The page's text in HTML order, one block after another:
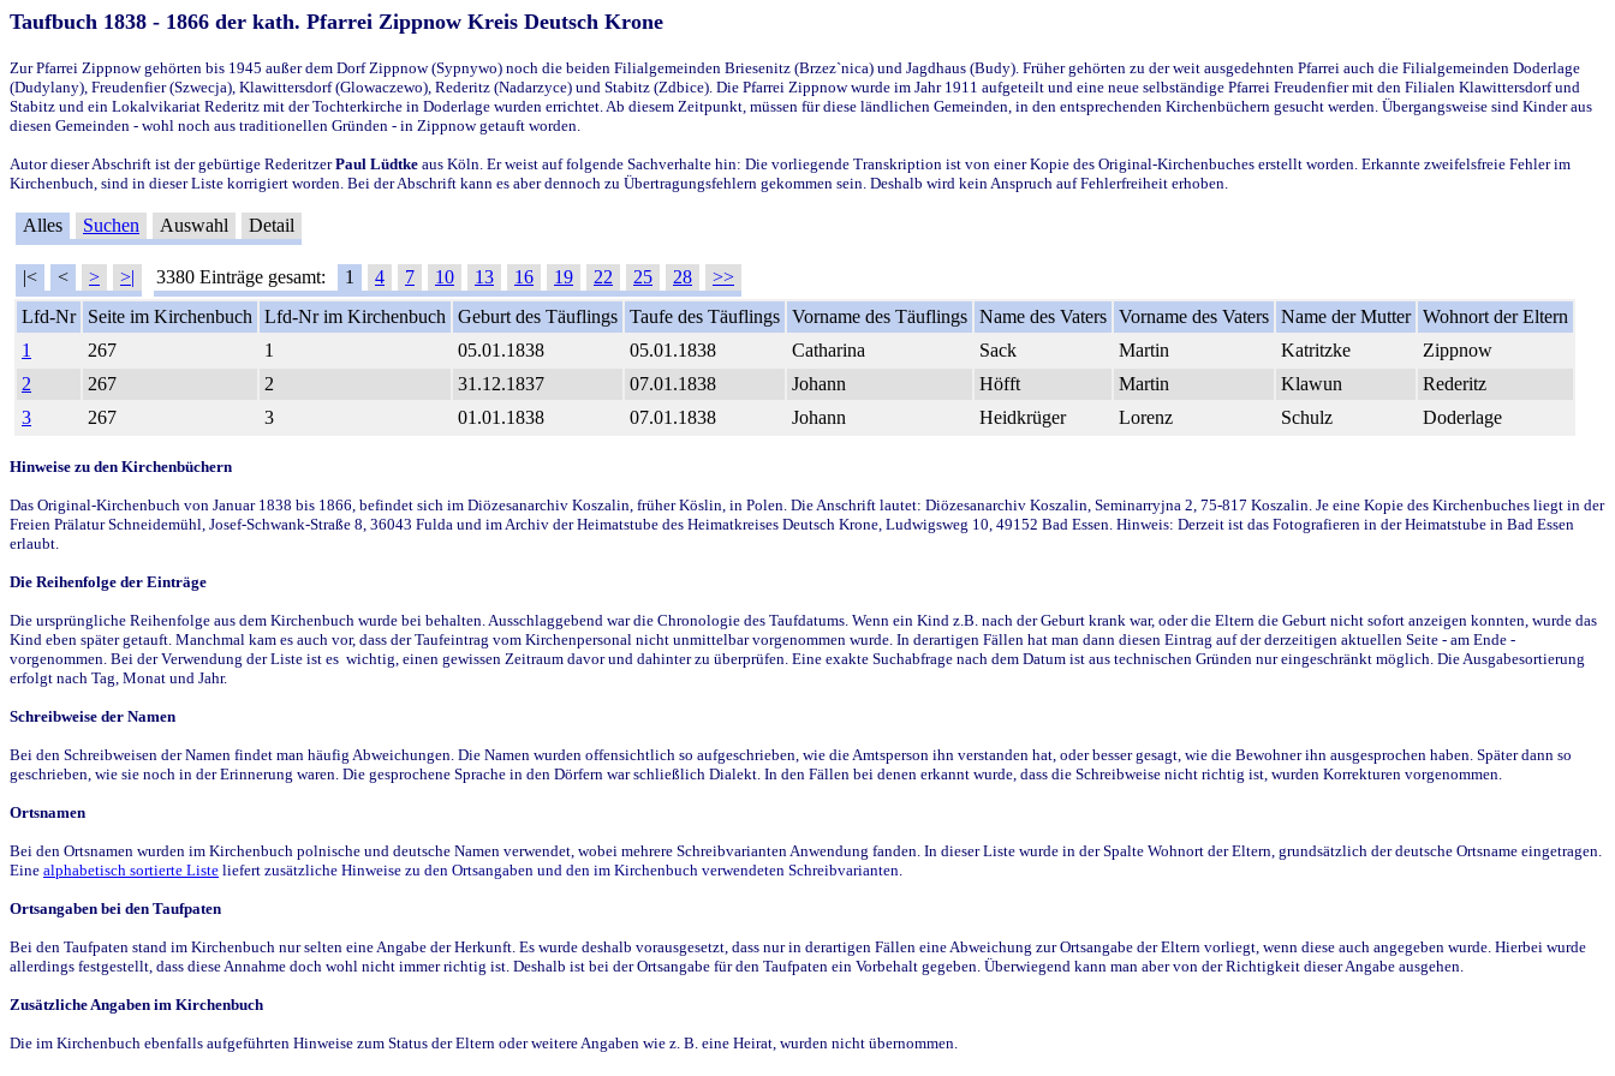
Taufbuch 1838 - 1866 der kath. Pfarrei Zippnow Kreis Deutsch Krone
Zur Pfarrei Zippnow gehörten bis 1945 außer dem Dorf Zippnow (Sypnywo) noch die beiden Filialgemeinden Briesenitz (Brzez`nica) und Jagdhaus (Budy). Früher gehörten zu der weit ausgedehnten Pfarrei auch die Filialgemeinden Doderlage
(Dudylany), Freudenfier (Szwecja), Klawittersdorf (Glowaczewo), Rederitz (Nadarzyce) und Stabitz (Zdbice). Die Pfarrei Zippnow wurde im Jahr 1911 aufgeteilt und eine neue selbständige Pfarrei Freudenfier mit den Filialen Klawittersdorf und
Stabitz und ein Lokalvikariat Rederitz mit der Tochterkirche in Doderlage wurden errichtet. Ab diesem Zeitpunkt, müssen für diese ländlichen Gemeinden, in den entsprechenden Kirchenbüchern gesucht werden. Übergangsweise sind Kinder aus
diesen Gemeinden - wohl noch aus traditionellen Gründen - in Zippnow getauft worden.
Autor dieser Abschrift ist der gebürtige RederitzerPaul Lüdtke aus Köln. Er weist auf folgende Sachverhalte hin: Die vorliegende Transkription ist von einer Kopie des Original-Kirchenbuches erstellt worden. Erkannte zweifelsfreie Fehler im
Kirchenbuch, sind in dieser Liste korrigiert worden. Bei der Abschrift kann es aber dennoch zu Übertragungsfehlern gekommen sein. Deshalb wird kein Anspruch auf Fehlerfreiheit erhoben.
Alles Suchen Auswahl Detail
|< < > >| 3380 Einträge gesamt: 1 4 7 10 13 16 19 22 25 28
>>
Lfd-Nr
Seite im Kirchenbuch Lfd-Nr im Kirchenbuch Geburt des Täuflings Taufe des Täuflings Vorname des Täuflings Name des Vaters Vorname des Vaters Name der Mutter Wohnort der Eltern
1
267 1 05.01.1838 05.01.1838 Catharina Sack Martin Katritzke
Zippnow
2
267 2 31.12.1837 07.01.1838 Johann Höfft Martin Klawun
Rederitz
3
267 3 01.01.1838 07.01.1838 Johann Heidkrüger Lorenz Schulz Doderlage
Hinweise zu den Kirchenbüchern
Das Original-Kirchenbuch von Januar 1838 bis 1866, befindet sich im Diözesanarchiv Koszalin, früher Köslin, in Polen. Die Anschrift lautet: Diözesanarchiv Koszalin, Seminarryjna 2, 75-817 Koszalin. Je eine Kopie des Kirchenbuches liegt in der
Freien Prälatur Schneidemühl, Josef-Schwank-Straße 8, 36043 Fulda und im Archiv der Heimatstube des Heimatkreises Deutsch Krone, Ludwigsweg 10, 49152 Bad Essen. Hinweis: Derzeit ist das Fotografieren in der Heimatstube in Bad Essen
erlaubt.
Die Reihenfolge der Einträge
Die ursprüngliche Reihenfolge aus dem Kirchenbuch wurde bei behalten. Ausschlaggebend war die Chronologie des Taufdatums. Wenn ein Kind z.B. nach der Geburt krank war, oder die Eltern die Geburt nicht sofort anzeigen konnten, wurde das
Kind eben später getauft. Manchmal kam es auch vor, dass der Taufeintrag vom Kirchenpersonal nicht unmittelbar vorgenommen wurde. In derartigen Fällen hat man dann diesen Eintrag auf der derzeitigen aktuellen Seite - am Ende -
vorgenommen. Bei der Verwendung der Liste ist es wichtig, einen gewissen Zeitraum davor und dahinter zu überprüfen. Eine exakte Suchabfrage nach dem Datum ist aus technischen Gründen nur eingeschränkt möglich. Die Ausgabesortierung
erfolgt nach Tag, Monat und Jahr.
Schreibweise der Namen
Bei den Schreibweisen der Namen findet man häufig Abweichungen. Die Namen wurden offensichtlich so aufgeschrieben, wie die Amtsperson ihn verstanden hat, oder besser gesagt, wie die Bewohner ihn ausgesprochen haben. Später dann so
geschrieben, wie sie noch in der Erinnerung waren. Die gesprochene Sprache in den Dörfern war schließlich Dialekt. In den Fällen bei denen erkannt wurde, dass die Schreibweise nicht richtig ist, wurden Korrekturen vorgenommen.
Ortsnamen
Bei den Ortsnamen wurden im Kirchenbuch polnische und deutsche Namen verwendet, wobei mehrere Schreibvarianten Anwendung fanden. In dieser Liste wurde in der Spalte Wohnort der Eltern, grundsätzlich der deutsche Ortsname eingetragen.
Eine alphabetisch sortierte Liste liefert zusätzliche Hinweise zu den Ortsangaben und den im Kirchenbuch verwendeten Schreibvarianten.
Ortsangaben bei den Taufpaten
Bei den Taufpaten stand im Kirchenbuch nur selten eine Angabe der Herkunft. Es wurde deshalb vorausgesetzt, dass nur in derartigen Fällen eine Abweichung zur Ortsangabe der Eltern vorliegt, wenn diese auch angegeben wurde. Hierbei wurde
allerdings festgestellt, dass diese Annahme doch wohl nicht immer richtig ist. Deshalb ist bei der Ortsangabe für den Taufpaten ein Vorbehalt gegeben. Überwiegend kann man aber von der Richtigkeit dieser Angabe ausgehen.
Zusätzliche Angaben im Kirchenbuch
Die im Kirchenbuch ebenfalls aufgeführten Hinweise zum Status der Eltern oder weitere Angaben wie z. B. eine Heirat, wurden nicht übernommen.